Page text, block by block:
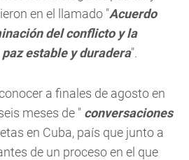
en el llamado "Acuerdo
del conflicto y la
estable y duradera".
a finales de agosto en
meses de " conversaciones
en Cuba, país que junto a
de un proceso en el que